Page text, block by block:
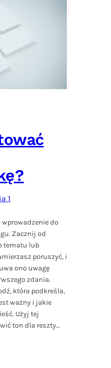
1
wprowadzenie do
Zacznij od
tematu lub
poruszyć, i
ono uwagę
zdania.
która podkreśla,
ważny i jakie
Użyj tej
ton dla reszty…